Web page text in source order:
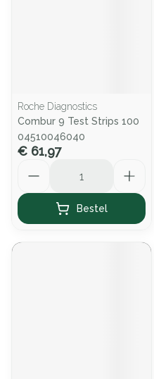
Roche Diagnostics
Combur 9 Test Strips 100
04510046040
€ 61,97
Bestel